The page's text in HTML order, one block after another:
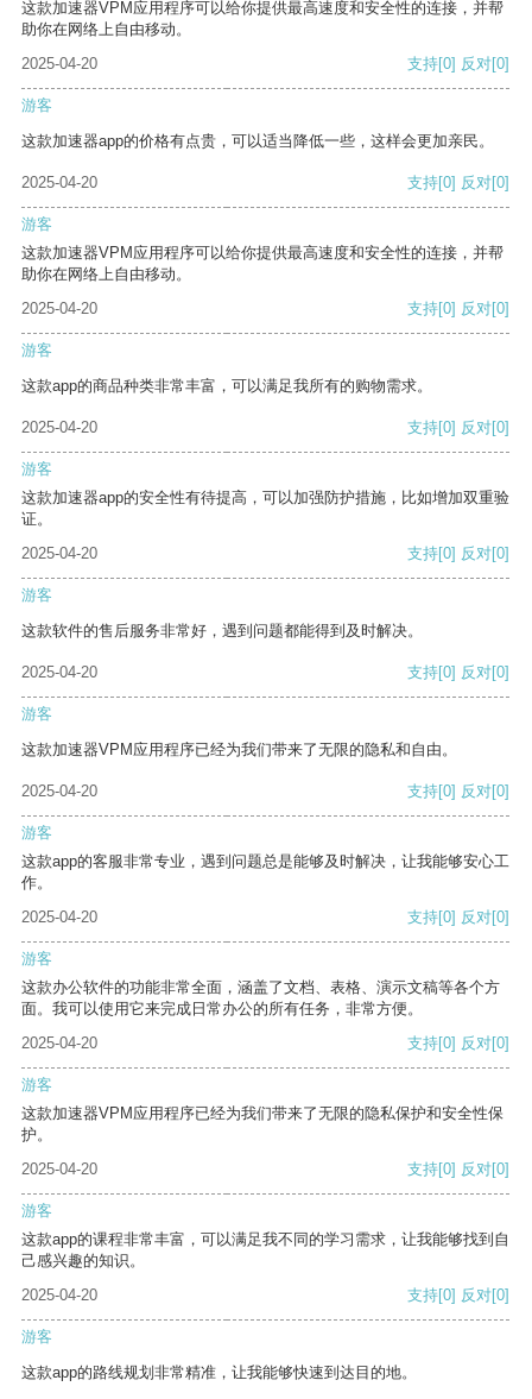
这款加速器VPM应用程序可以给你提供最高速度和安全性的连接，并帮
助你在网络上自由移动。
2025-04-20
支持[0] 反对[0]
游客
这款加速器app的价格有点贵，可以适当降低一些，这样会更加亲民。
2025-04-20 支持[0] 反对[0]
游客
这款加速器VPM应用程序可以给你提供最高速度和安全性的连接，并帮
助你在网络上自由移动。
2025-04-20
支持[0] 反对[0]
游客
这款app的商品种类非常丰富，可以满足我所有的购物需求。
2025-04-20 支持[0] 反对[0]
游客
这款加速器app的安全性有待提高，可以加强防护措施，比如增加双重验
证。
2025-04-20
支持[0] 反对[0]
游客
这款软件的售后服务非常好，遇到问题都能得到及时解决。
2025-04-20 支持[0] 反对[0]
游客
这款加速器VPM应用程序已经为我们带来了无限的隐私和自由。
2025-04-20 支持[0] 反对[0]
游客
这款app的客服非常专业，遇到问题总是能够及时解决，让我能够安心工
作。
2025-04-20
支持[0] 反对[0]
游客
这款办公软件的功能非常全面，涵盖了文档、表格、演示文稿等各个方
面。我可以使用它来完成日常办公的所有任务，非常方便。
2025-04-20
支持[0] 反对[0]
游客
这款加速器VPM应用程序已经为我们带来了无限的隐私保护和安全性保
护。
2025-04-20
支持[0] 反对[0]
游客
这款app的课程非常丰富，可以满足我不同的学习需求，让我能够找到自
己感兴趣的知识。
2025-04-20
支持[0] 反对[0]
游客
这款app的路线规划非常精准，让我能够快速到达目的地。